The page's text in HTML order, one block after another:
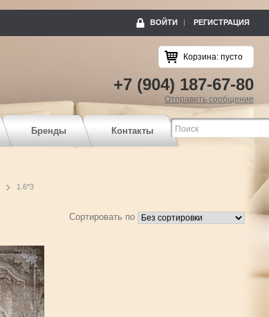
ВОЙТИ РЕГИСТРАЦИЯ
Корзина: пусто
+7 (904) 187-67-80
Отправить сообщение
Бренды Контакты
1.6*3
Сортировать по